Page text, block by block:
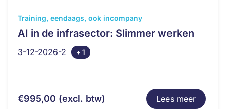
Training, eendaags, ook incompany
AI in de infrasector: Slimmer werken
3-12-2026-2 + 1
€995,00 (excl. btw) Lees meer
Dit
product
meerdere
kan